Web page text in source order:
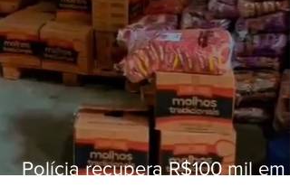
Polícia recupera R$100 mil em